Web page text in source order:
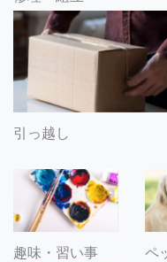
引っ越し
趣味・習い事 ペ